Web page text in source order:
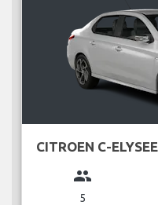
CITROEN C-ELYSEE
group
5